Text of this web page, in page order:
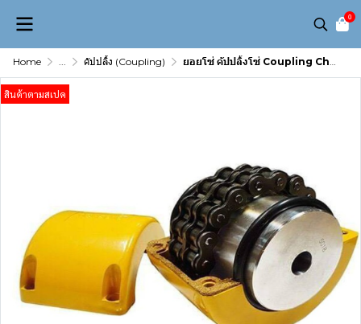
0
Home ... คัปปลิ้ง (Coupling) ยอยโซ่ คัปปลิ้งโซ่ Coupling Chain KANA KC-8020
สินค้าตามสเปค